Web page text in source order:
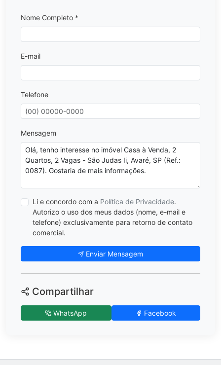
Nome Completo *
E-mail
Telefone
Mensagem
Li e concordo com a Política de Privacidade.
Autorizo o uso dos meus dados (nome, e-mail e
telefone) exclusivamente para retorno de contato
comercial.
Enviar Mensagem
Compartilhar
WhatsApp Facebook